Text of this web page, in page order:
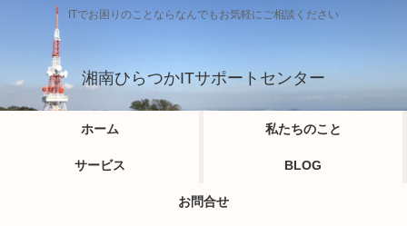
ITでお困りのことならなんでもお気軽にご相談ください
湘南ひらつかITサポートセンター
ホーム 私たちのこと
サービス BLOG
お問合せ